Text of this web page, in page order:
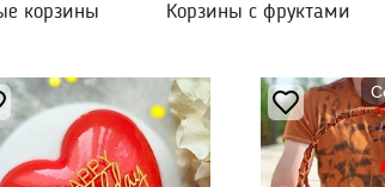
корзины Корзины с фруктами